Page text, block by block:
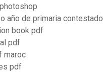
año de primaria contestado
book pdf
pdf
maroc
pdf